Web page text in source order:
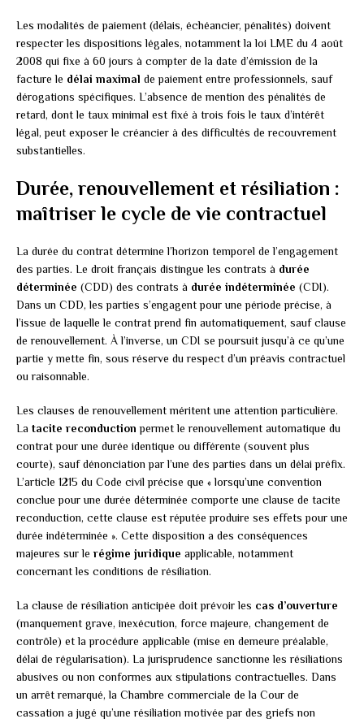
Les modalités de paiement (délais, échéancier, pénalités) doivent
respecter les dispositions légales, notamment la loi LME du 4 août
2008 qui fixe à 60 jours à compter de la date d’émission de la
facture le délai maximal de paiement entre professionnels, sauf
dérogations spécifiques. L’absence de mention des pénalités de
retard, dont le taux minimal est fixé à trois fois le taux d’intérêt
légal, peut exposer le créancier à des difficultés de recouvrement
substantielles.
Durée, renouvellement et résiliation :
maîtriser le cycle de vie contractuel
La durée du contrat détermine l’horizon temporel de l’engagement
des parties. Le droit français distingue les contrats à durée
déterminée (CDD) des contrats à durée indéterminée (CDI).
Dans un CDD, les parties s’engagent pour une période précise, à
l’issue de laquelle le contrat prend fin automatiquement, sauf clause
de renouvellement. À l’inverse, un CDI se poursuit jusqu’à ce qu’une
partie y mette fin, sous réserve du respect d’un préavis contractuel
ou raisonnable.
Les clauses de renouvellement méritent une attention particulière.
La tacite reconduction permet le renouvellement automatique du
contrat pour une durée identique ou différente (souvent plus
courte), sauf dénonciation par l’une des parties dans un délai préfix.
L’article 1215 du Code civil précise que « lorsqu’une convention
conclue pour une durée déterminée comporte une clause de tacite
reconduction, cette clause est réputée produire ses effets pour une
durée indéterminée ». Cette disposition a des conséquences
majeures sur le régime juridique applicable, notamment
concernant les conditions de résiliation.
La clause de résiliation anticipée doit prévoir les cas d’ouverture
(manquement grave, inexécution, force majeure, changement de
contrôle) et la procédure applicable (mise en demeure préalable,
délai de régularisation). La jurisprudence sanctionne les résiliations
abusives ou non conformes aux stipulations contractuelles. Dans
un arrêt remarqué, la Chambre commerciale de la Cour de
cassation a jugé qu’une résiliation motivée par des griefs non